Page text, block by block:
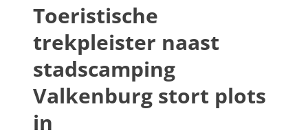
Toeristische
trekpleister naast
stadscamping
Valkenburg stort plots
in